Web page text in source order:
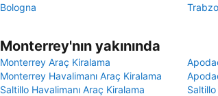
Bologna
Monterrey'nın yakınında
Monterrey Araç Kiralama
Monterrey Havalimanı Araç Kiralama
Saltillo Havalimanı Araç Kiralama